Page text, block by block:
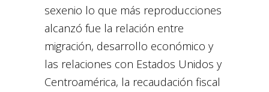
sexenio lo que más reproducciones
alcanzó fue la relación entre
migración, desarrollo económico y
las relaciones con Estados Unidos y
Centroamérica, la recaudación fiscal